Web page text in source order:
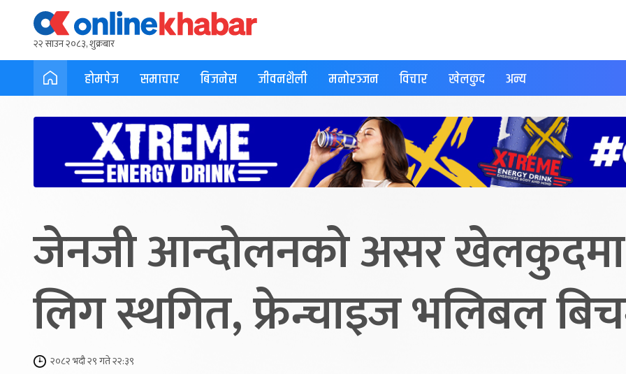
२२ साउन २०८३, शुक्रबार
होमपेज समाचार बिजनेस जीवनशैली मनोरञ्जन विचार खेलकुद अन्य
जेनजी आन्दोलनको असर
लिग स्थगित, फ्रेन्चाइज भलिबल
२०८२ भदौ २९ गते २२:३९